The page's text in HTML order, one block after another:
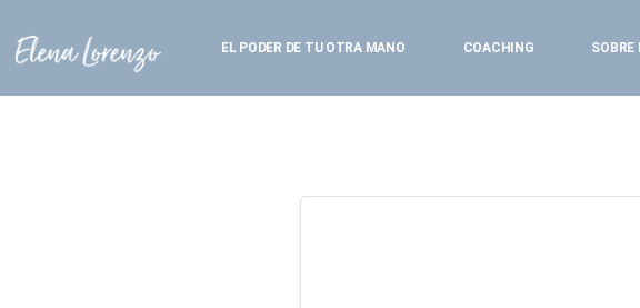
EL PODER DE TU OTRA MANO COACHING SOBRE